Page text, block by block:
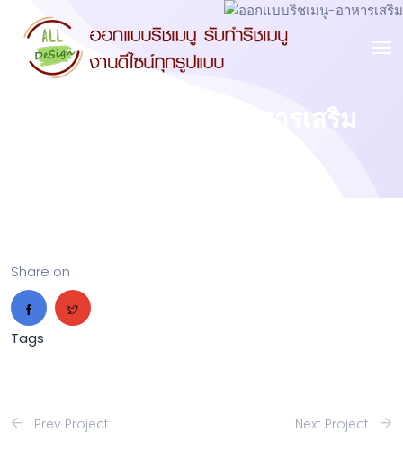
ออกแบบริชเมนู-อาหารเสริม
Share on
Tags
Prev Project Next Project